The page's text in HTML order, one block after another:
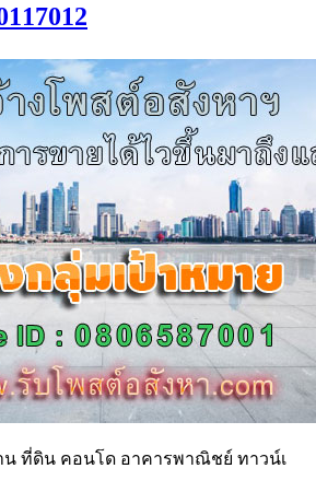
น ที่ดิน คอนโด อาคารพาณิชย์ ทาวน์เ